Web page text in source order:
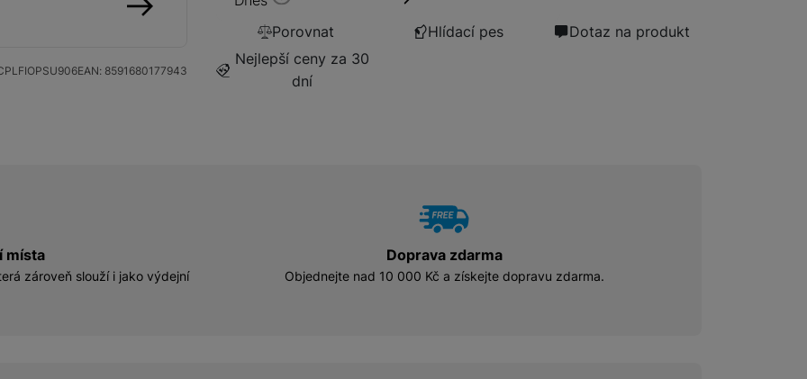
Flash disky a SSD disky
Porovnat Hlídací pes
Dotaz na produkt
Nejlepší ceny za 30
dní
EAN: 8591680177943
místa
zároveň slouží i jako výdejní
Doprava zdarma
Objednejte nad 10 000 Kč a získejte dopravu zdarma.